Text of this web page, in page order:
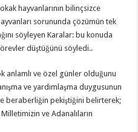
hayvanlarının bilinçsizce
sorununda çözümün tek
söyleyen Karalar: bu konuda
düştüğünü söyledi..
anlamlı ve özel günler olduğunu
ve yardımlaşma duygusunun
beraberliğin pekiştiğini belirterek;
ve Adanalıların